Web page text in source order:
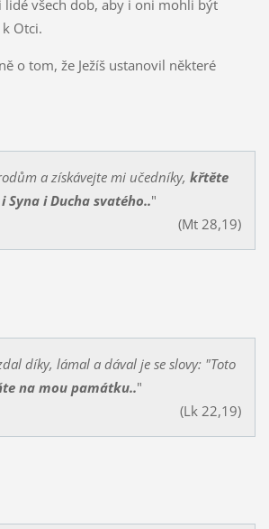
lidé všech dob, aby i oni mohli být
Otci.
o tom, že Ježíš ustanovil některé
a získávejte mi učedníky, křtěte
Syna i Ducha svatého.."
(Mt 28,19)
díky, lámal a dával je se slovy: "Toto
na mou památku.."
(Lk 22,19)